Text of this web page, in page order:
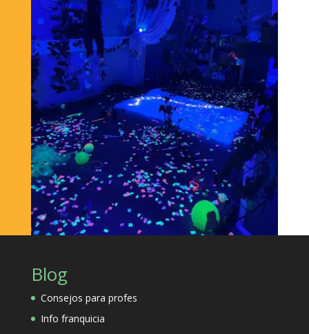
Blog
Consejos para profes
Info franquicia